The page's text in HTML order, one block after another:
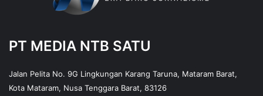
PT MEDIA NTB SATU
Jalan Pelita No. 9G Lingkungan Karang Taruna, Mataram Barat,
Kota Mataram, Nusa Tenggara Barat, 83126